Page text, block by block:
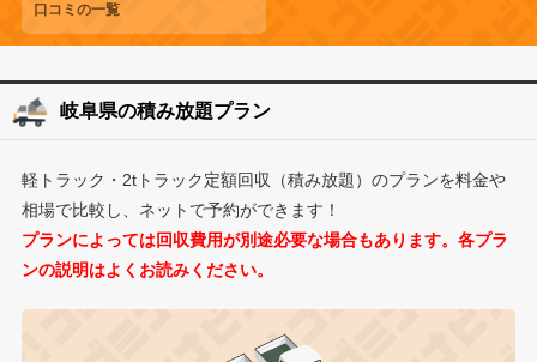
口コミの一覧
岐阜県の積み放題プラン
軽トラック・2tトラック定額回収（積み放題）のプランを料金や
相場で比較し、ネットで予約ができます！
プランによっては回収費用が別途必要な場合もあります。各プラ
ンの説明はよくお読みください。